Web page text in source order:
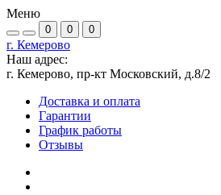
Меню
0 0 0
г. Кемерово
Наш адрес:
г. Кемерово, пр-кт Московский, д.8/2
Доставка и оплата
Гарантии
График работы
Отзывы